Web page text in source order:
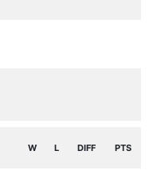
W L DIFF PTS